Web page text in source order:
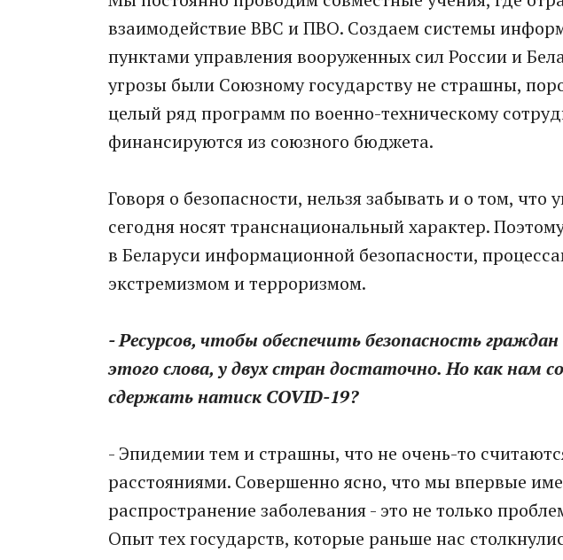
взаимодействие ВВС и ПВО. Создаем системы
пунктами управления вооруженных сил России и
угрозы были Союзному государству не страшны,
целый ряд программ по военно-техническому
финансируются из союзного бюджета.
Говоря о безопасности, нельзя забывать и о том, что
сегодня носят транснациональный характер.
в Беларуси информационной безопасности,
экстремизмом и терроризмом.
- Ресурсов, чтобы обеспечить безопасность
этого слова, у двух стран достаточно. Но как нам
сдержать натиск COVID-19?
- Эпидемии тем и страшны, что не очень-то
расстояниями. Совершенно ясно, что мы впервые
распространение заболевания - это не только
Опыт тех государств, которые раньше нас